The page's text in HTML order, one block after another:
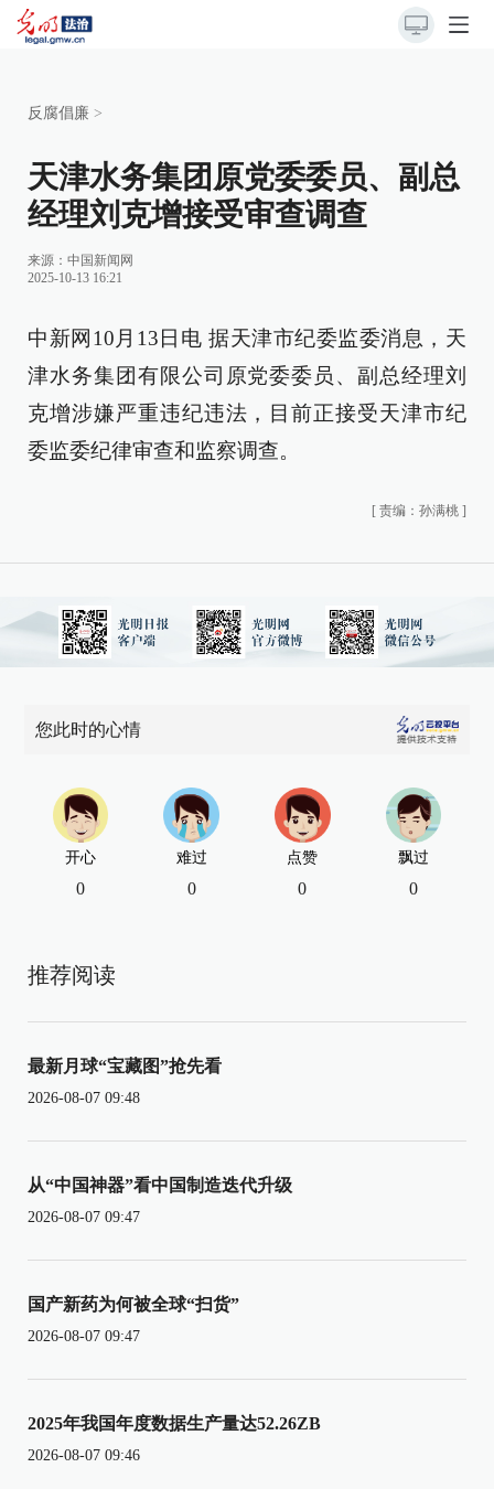
反腐倡廉 >
天津水务集团原党委委员、副总
经理刘克增接受审查调查
来源： 中国新闻网
2025-10-13 16:21
中新网10月13日电 据天津市纪委监委消息，天
津水务集团有限公司原党委委员、副总经理刘
克增涉嫌严重违纪违法，目前正接受天津市纪
委监委纪律审查和监察调查。
[ 责编：孙满桃 ]
您此时的心情
开心
0
难过
0
点赞
0
飘过
0
推荐阅读
最新月球“宝藏图”抢先看
2026-08-07 09:48
从“中国神器”看中国制造迭代升级
2026-08-07 09:47
国产新药为何被全球“扫货”
2026-08-07 09:47
2025年我国年度数据生产量达52.26ZB
2026-08-07 09:46